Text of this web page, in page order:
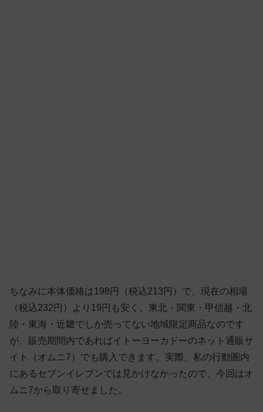
ちなみに本体価格は198円（税込213円）で、現在の相場
（税込232円）より19円も安く、東北・関東・甲信越・北
陸・東海・近畿でしか売ってない地域限定商品なのです
が、販売期間内であればイトーヨーカドーのネット通販サ
イト（オムニ7）でも購入できます。実際、私の行動圏内
にあるセブンイレブンでは見かけなかったので、今回はオ
ムニ7から取り寄せました。